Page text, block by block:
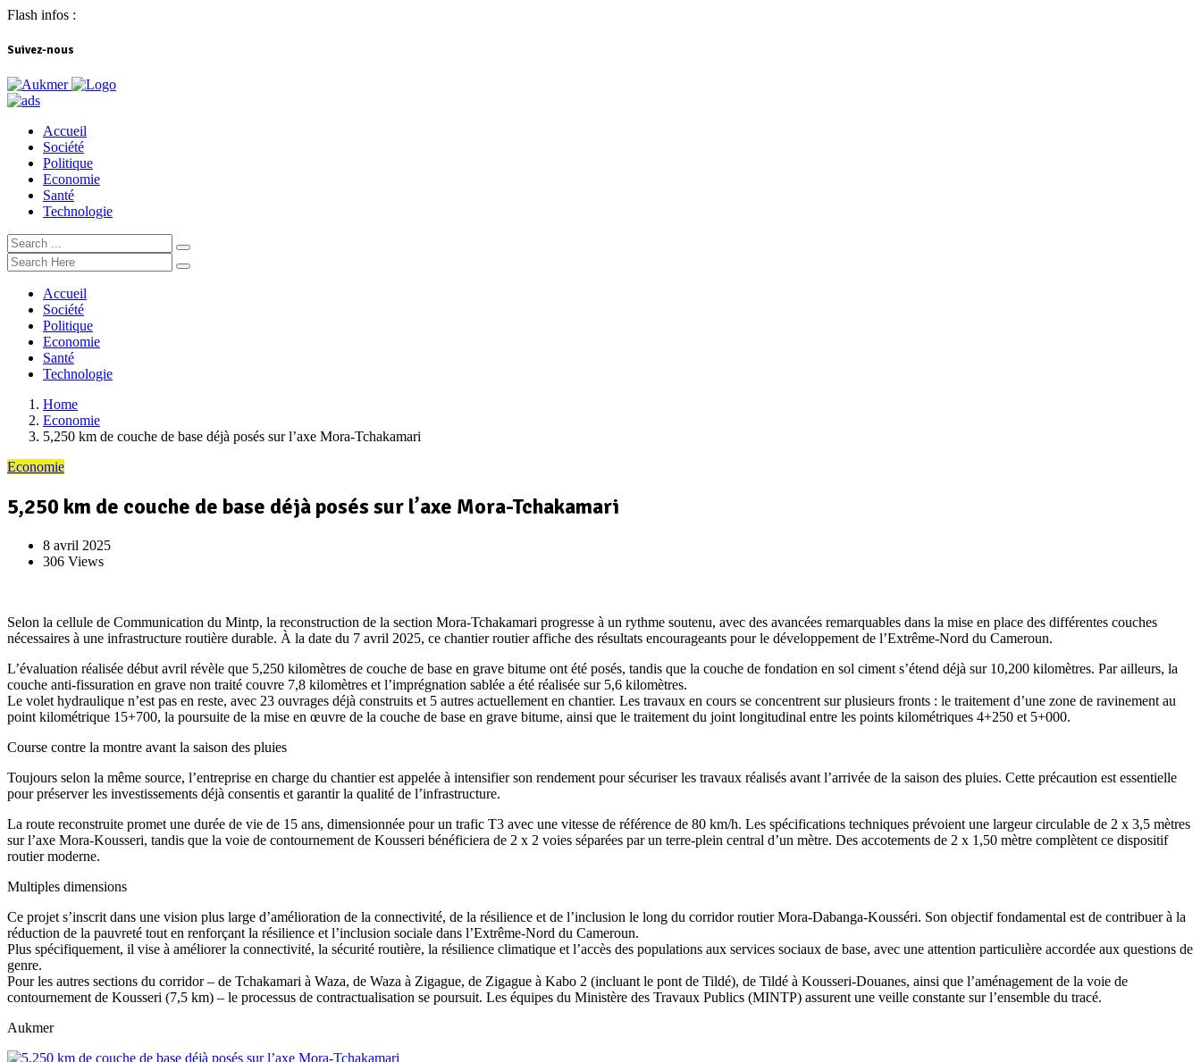
Flash infos :
Suivez-nous
Accueil
Société
Politique
Economie
Santé
Technologie
Accueil
Société
Politique
Economie
Santé
Technologie
Home
Economie
5,250 km de couche de base déjà posés sur l’axe Mora-Tchakamari
Economie
5,250 km de couche de base déjà posés sur l’axe Mora-Tchakamari
8 avril 2025
306 Views
Selon la cellule de Communication du Mintp, la reconstruction de la section Mora-Tchakamari progresse à un rythme soutenu, avec des avancées remarquables dans la mise en place des différentes couches
nécessaires à une infrastructure routière durable. À la date du 7 avril 2025, ce chantier routier affiche des résultats encourageants pour le développement de l’Extrême-Nord du Cameroun.
L’évaluation réalisée début avril révèle que 5,250 kilomètres de couche de base en grave bitume ont été posés, tandis que la couche de fondation en sol ciment s’étend déjà sur 10,200 kilomètres. Par ailleurs, la
couche anti-fissuration en grave non traité couvre 7,8 kilomètres et l’imprégnation sablée a été réalisée sur 5,6 kilomètres.
Le volet hydraulique n’est pas en reste, avec 23 ouvrages déjà construits et 5 autres actuellement en chantier. Les travaux en cours se concentrent sur plusieurs fronts : le traitement d’une zone de ravinement au
point kilométrique 15+700, la poursuite de la mise en œuvre de la couche de base en grave bitume, ainsi que le traitement du joint longitudinal entre les points kilométriques 4+250 et 5+000.
Course contre la montre avant la saison des pluies
Toujours selon la même source, l’entreprise en charge du chantier est appelée à intensifier son rendement pour sécuriser les travaux réalisés avant l’arrivée de la saison des pluies. Cette précaution est essentielle
pour préserver les investissements déjà consentis et garantir la qualité de l’infrastructure.
La route reconstruite promet une durée de vie de 15 ans, dimensionnée pour un trafic T3 avec une vitesse de référence de 80 km/h. Les spécifications techniques prévoient une largeur circulable de 2 x 3,5 mètres
sur l’axe Mora-Kousseri, tandis que la voie de contournement de Kousseri bénéficiera de 2 x 2 voies séparées par un terre-plein central d’un mètre. Des accotements de 2 x 1,50 mètre complètent ce dispositif
routier moderne.
Multiples dimensions
Ce projet s’inscrit dans une vision plus large d’amélioration de la connectivité, de la résilience et de l’inclusion le long du corridor routier Mora-Dabanga-Kousséri. Son objectif fondamental est de contribuer à la
réduction de la pauvreté tout en renforçant la résilience et l’inclusion sociale dans l’Extrême-Nord du Cameroun.
Plus spécifiquement, il vise à améliorer la connectivité, la sécurité routière, la résilience climatique et l’accès des populations aux services sociaux de base, avec une attention particulière accordée aux questions de
genre.
Pour les autres sections du corridor – de Tchakamari à Waza, de Waza à Zigague, de Zigague à Kabo 2 (incluant le pont de Tildé), de Tildé à Kousseri-Douanes, ainsi que l’aménagement de la voie de
contournement de Kousseri (7,5 km) – le processus de contractualisation se poursuit. Les équipes du Ministère des Travaux Publics (MINTP) assurent une veille constante sur l’ensemble du tracé.
Aukmer